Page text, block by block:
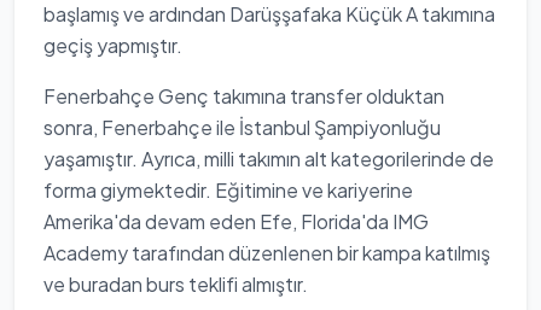
başlamış ve ardından Darüşşafaka Küçük A takımına
geçiş yapmıştır.
Fenerbahçe Genç takımına transfer olduktan
sonra, Fenerbahçe ile İstanbul Şampiyonluğu
yaşamıştır. Ayrıca, milli takımın alt kategorilerinde de
forma giymektedir. Eğitimine ve kariyerine
Amerika'da devam eden Efe, Florida'da IMG
Academy tarafından düzenlenen bir kampa katılmış
ve buradan burs teklifi almıştır.